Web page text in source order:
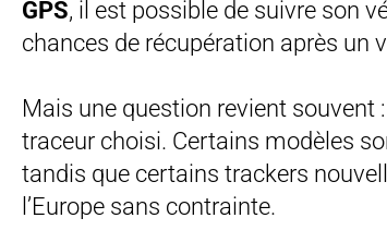
GPS, il est possible de suivre son
chances de récupération après un
Mais une question revient souvent :
traceur choisi. Certains modèles
tandis que certains trackers
l’Europe sans contrainte.